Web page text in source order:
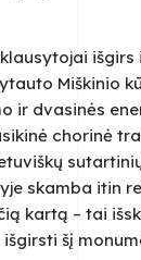
Miškinio
ir dvasinės
chorinė
skamba itin
kartą – tai
šį